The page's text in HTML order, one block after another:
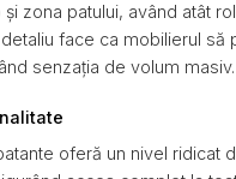
zona patului, având atât
face ca mobilierul să
senzația de volum masiv.
oferă un nivel ridicat